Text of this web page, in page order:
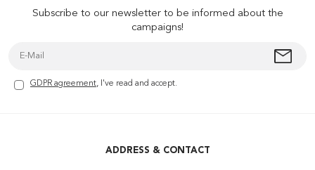
Subscribe to our newsletter to be informed about the
campaigns!
GDPR agreement, I've read and accept.
ADDRESS & CONTACT